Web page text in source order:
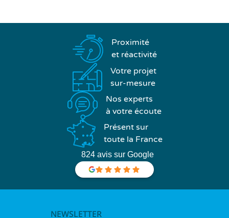
Proximité
et réactivité
Votre projet
sur-mesure
Nos experts
à votre écoute
Présent sur
toute la France
824 avis sur Google
NEWSLETTER